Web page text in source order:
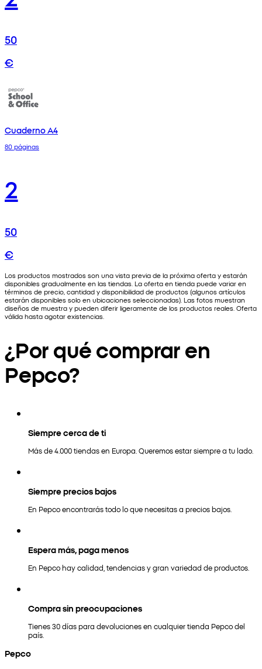
50
€
Cuaderno A4
80 páginas
2
50
€
Los productos mostrados son una vista previa de la próxima oferta y estarán
disponibles gradualmente en las tiendas. La oferta en tienda puede variar en
términos de precio, cantidad y disponibilidad de productos (algunos artículos
estarán disponibles solo en ubicaciones seleccionadas). Las fotos muestran
diseños de muestra y pueden diferir ligeramente de los productos reales. Oferta
válida hasta agotar existencias.
¿Por qué comprar en
Pepco?
Siempre cerca de ti
Más de 4.000 tiendas en Europa. Queremos estar siempre a tu lado.
Siempre precios bajos
En Pepco encontrarás todo lo que necesitas a precios bajos.
Espera más, paga menos
En Pepco hay calidad, tendencias y gran variedad de productos.
Compra sin preocupaciones
Tienes 30 días para devoluciones en cualquier tienda Pepco del
país.
Pepco